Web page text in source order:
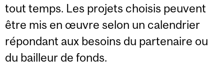
tout temps. Les projets choisis peuvent
être mis en œuvre selon un calendrier
répondant aux besoins du partenaire ou
du bailleur de fonds.